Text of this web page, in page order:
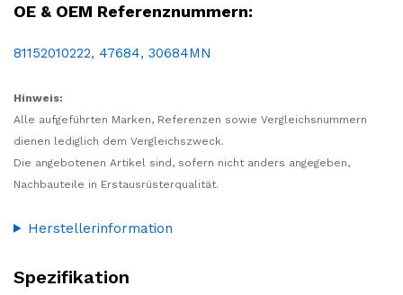
OE & OEM Referenznummern:
81152010222, 47684, 30684MN
Hinweis:
Alle aufgeführten Marken, Referenzen sowie Vergleichsnummern
dienen lediglich dem Vergleichszweck.
Die angebotenen Artikel sind, sofern nicht anders angegeben,
Nachbauteile in Erstausrüsterqualität.
Herstellerinformation
Spezifikation